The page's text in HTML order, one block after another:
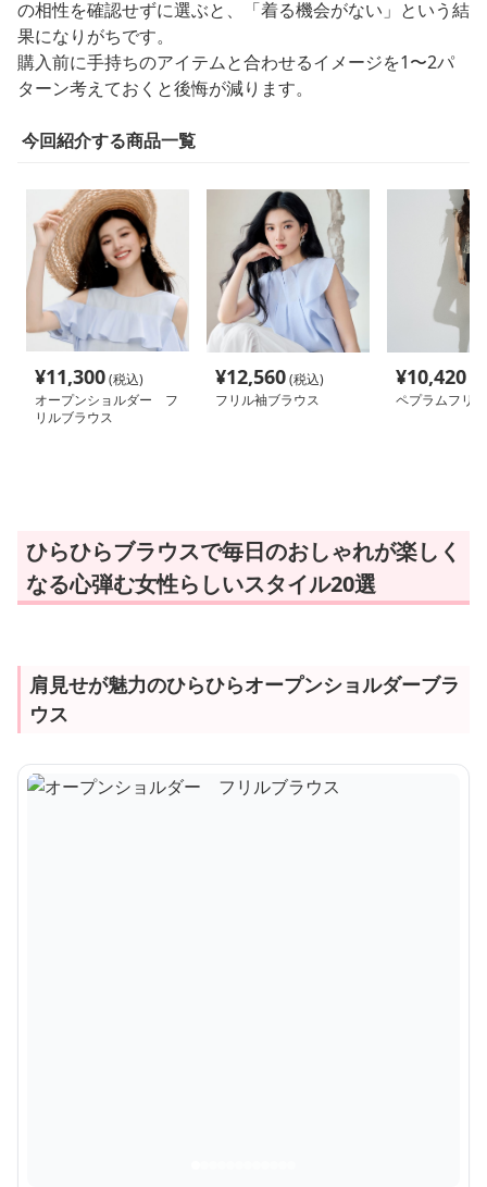
の相性を確認せずに選ぶと、「着る機会がない」という結
果になりがちです。
購入前に手持ちのアイテムと合わせるイメージを1〜2パ
ターン考えておくと後悔が減ります。
今回紹介する商品一覧
¥11,300(税込)
オープンショルダー フ
リルブラウス
¥12,560(税込)
フリル袖ブラウス
¥10,420
ペプラムフリ
ひらひらブラウスで毎日のおしゃれが楽しく
なる心弾む女性らしいスタイル20選
肩見せが魅力のひらひらオープンショルダーブラ
ウス